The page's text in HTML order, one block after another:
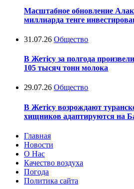
Масштабное обновление
миллиарда тенге
31.07.26 Общество
В Жетісу за полгода
105 тысяч тонн молока
29.07.26 Общество
В Жетісу возрождают
хищников адаптируются на
Главная
Новости
О Нас
Качество воздуха
Погода
Политика сайта